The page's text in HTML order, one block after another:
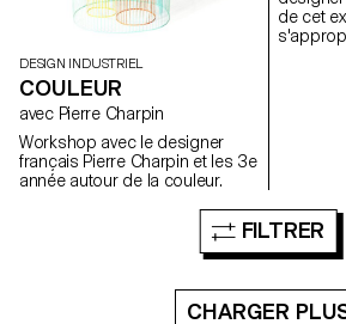
pasta more efficient and in the
end they will pull together to
restaurant.
DESIGN INDUSTRIEL
COULEUR
avec Pierre Charpin
Workshop avec le designer
français Pierre Charpin et les 3e
année autour de la couleur.
de cet
FILTRER
CHARGER